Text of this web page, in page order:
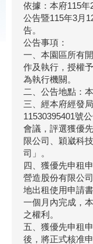
依據：本府115年
公告暨115年3月
告。
公告事項：
一、本園區所有
作及執行，授權
為執行機關。
二、公告地點：
三、經本府經發
11530395401號
會議，評選獲優
限公司、穎崴科
司」。
四、獲優先申租
營造股份有限公
地出租使用申請
一個月內完成，
之權利。
五、獲優先申租
後，將正式核准